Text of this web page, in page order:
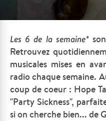
Les 6 de la semaine*
Retrouvez
musicales mises en
radio chaque semaine.
coup de coeur : Hope
"Party Sickness",
si on cherche bien... de